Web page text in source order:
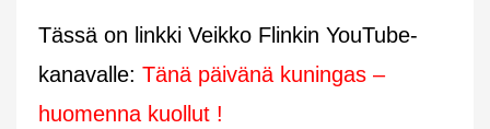
Tässä on linkki Veikko Flinkin YouTube-
kanavalle: Tänä päivänä kuningas –
huomenna kuollut !